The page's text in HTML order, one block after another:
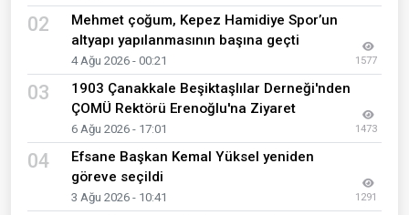
02
Mehmet çoğum, Kepez Hamidiye Spor’un
altyapı yapılanmasının başına geçti
4 Ağu 2026 - 00:21 1577
03
1903 Çanakkale Beşiktaşlılar Derneği'nden
ÇOMÜ Rektörü Erenoğlu'na Ziyaret
6 Ağu 2026 - 17:01 1473
04
Efsane Başkan Kemal Yüksel yeniden
göreve seçildi
3 Ağu 2026 - 10:41 1291